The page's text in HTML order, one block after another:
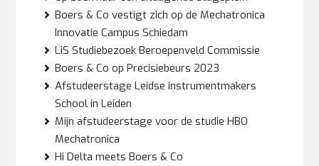
Boers & Co vestigt zich op de Mechatronica
Innovatie Campus Schiedam
LiS Studiebezoek Beroepenveld Commissie
Boers & Co op Precisiebeurs 2023
Afstudeerstage Leidse instrumentmakers
School in Leiden
Mijn afstudeerstage voor de studie HBO
Mechatronica
Hi Delta meets Boers & Co